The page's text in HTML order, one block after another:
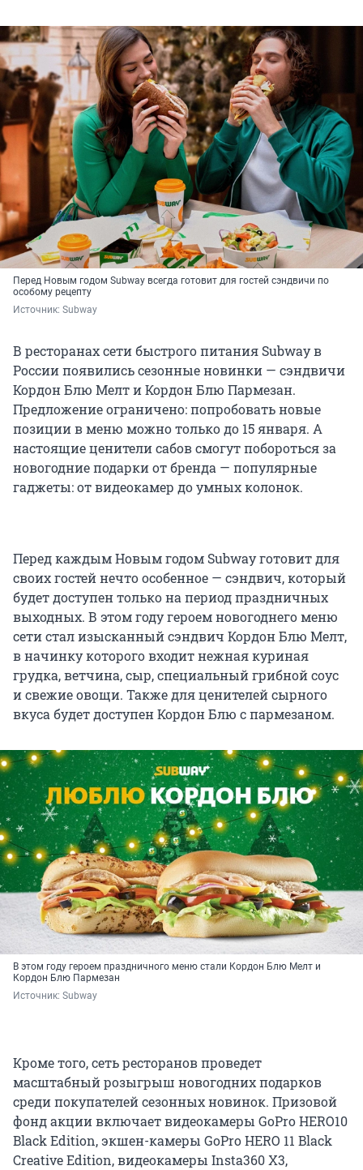
Перед Новым годом Subway всегда готовит для гостей сэндвичи по
особому рецепту
Источник: Subway
В ресторанах сети быстрого питания Subway в
России появились сезонные новинки — сэндвичи
Кордон Блю Мелт и Кордон Блю Пармезан.
Предложение ограничено: попробовать новые
позиции в меню можно только до 15 января. А
настоящие ценители сабов смогут побороться за
новогодние подарки от бренда — популярные
гаджеты: от видеокамер до умных колонок.
Перед каждым Новым годом Subway готовит для
своих гостей нечто особенное — сэндвич, который
будет доступен только на период праздничных
выходных. В этом году героем новогоднего меню
сети стал изысканный сэндвич Кордон Блю Мелт,
в начинку которого входит нежная куриная
грудка, ветчина, сыр, специальный грибной соус
и свежие овощи. Также для ценителей сырного
вкуса будет доступен Кордон Блю с пармезаном.
В этом году героем праздничного меню стали Кордон Блю Мелт и
Кордон Блю Пармезан
Источник: Subway
Кроме того, сеть ресторанов проведет
масштабный розыгрыш новогодних подарков
среди покупателей сезонных новинок. Призовой
фонд акции включает видеокамеры GoPro HERO10
Black Edition, экшен-камеры GoPro HERO 11 Black
Creative Edition, видеокамеры Insta360 X3,